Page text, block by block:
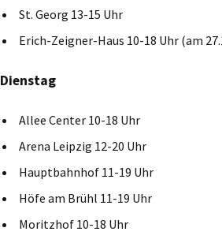
St. Georg 13-15 Uhr
Erich-Zeigner-Haus 10-18 Uhr (am
Dienstag
Allee Center 10-18 Uhr
Arena Leipzig 12-20 Uhr
Hauptbahnhof 11-19 Uhr
Höfe am Brühl 11-19 Uhr
Moritzhof 10-18 Uhr